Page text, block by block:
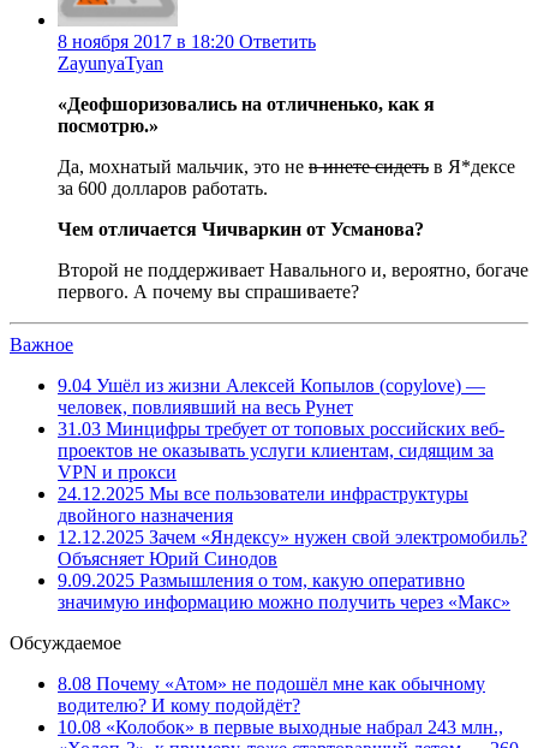
8 ноября 2017 в 18:20 Ответить
ZayunyaTyan
«Деофшоризовались на отличненько, как я
посмотрю.»
Да, мохнатый мальчик, это не в инете сидеть в Я*дексе
за 600 долларов работать.
Чем отличается Чичваркин от Усманова?
Второй не поддерживает Навального и, вероятно, богаче
первого. А почему вы спрашиваете?
Важное
9.04 Ушёл из жизни Алексей Копылов (copylove) —
человек, повлиявший на весь Рунет
31.03 Минцифры требует от топовых российских веб-
проектов не оказывать услуги клиентам, сидящим за
VPN и прокси
24.12.2025 Мы все пользователи инфраструктуры
двойного назначения
12.12.2025 Зачем «Яндексу» нужен свой электромобиль?
Объясняет Юрий Синодов
9.09.2025 Размышления о том, какую оперативно
значимую информацию можно получить через «Макс»
Обсуждаемое
8.08 Почему «Атом» не подошёл мне как обычному
водителю? И кому подойдёт?
10.08 «Колобок» в первые выходные набрал 243 млн.,